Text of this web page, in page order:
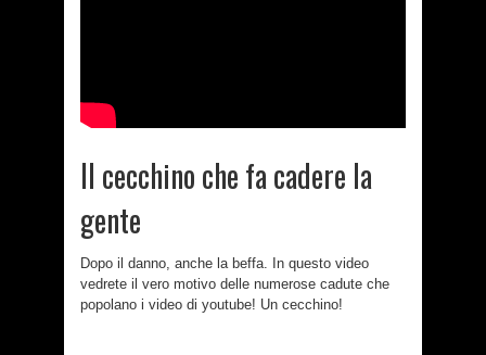
Il cecchino che fa cadere la
gente
Dopo il danno, anche la beffa. In questo video
vedrete il vero motivo delle numerose cadute che
popolano i video di youtube! Un cecchino!